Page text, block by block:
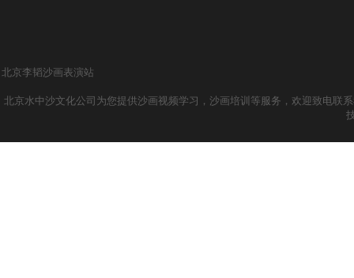
北京李韬沙画表演站
北京水中沙文化公司为您提供沙画视频学习，沙画培训等服务，欢迎致电联